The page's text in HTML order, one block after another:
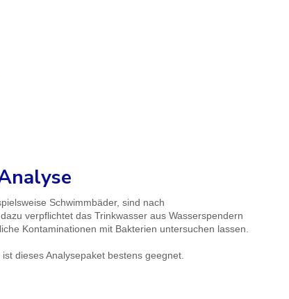
Schwimmbäder, sind nach
verpflichtet das Trinkwasser aus Wasserspendern
Kontaminationen mit Bakterien untersuchen lassen.
dieses Analysepaket bestens geegnet.